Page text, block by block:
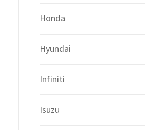
Honda
Hyundai
Infiniti
Isuzu